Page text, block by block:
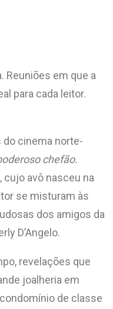
Reuniões em que a
para cada leitor.
do cinema norte-
chefão.
cujo avô nasceu na
se misturam às
dos amigos da
D’Angelo.
revelações que
joalheria em
de classe